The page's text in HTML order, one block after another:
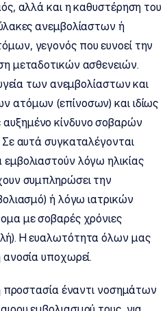
αλλά και η καθυστέρηση του
ανεμβολίαστων ή
γεγονός που ευνοεί την
μεταδοτικών ασθενειών.
των ανεμβολίαστων και
ατόμων (επίνοσων) και ιδίως
κίνδυνο σοβαρών
αυτά συγκαταλέγονται
λόγω ηλικίας
συμπληρώσει την
ή λόγω ιατρικών
με σοβαρές χρόνιες
Η ευαλωτότητα όλων μας
ανοσία υποχωρεί.
η προστασία έναντι νοσημάτων